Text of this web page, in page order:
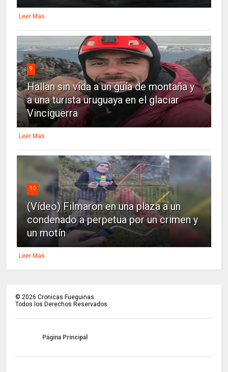
Leer Mas
9
Hallan sin vida a un guía de montaña y
a una turista uruguaya en el glaciar
Vinciguerra
Leer Mas
10
(Vídeo) Filmaron en una plaza a un
condenado a perpetua por un crimen y
un motín
Leer Mas
© 2026 Cronicas Fueguinas
Todos los Derechos Reservados
Página Principal